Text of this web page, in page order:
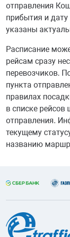
отправления
прибытия и
указаны
Расписание
рейсам сразу
перевозчиков.
пункта
правилах
в списке
отправления.
текущему
названию